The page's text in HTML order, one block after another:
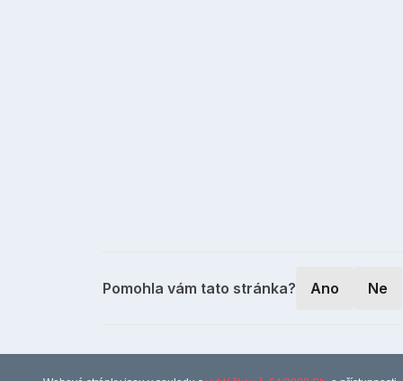
Pomohla vám tato stránka? Ano Ne